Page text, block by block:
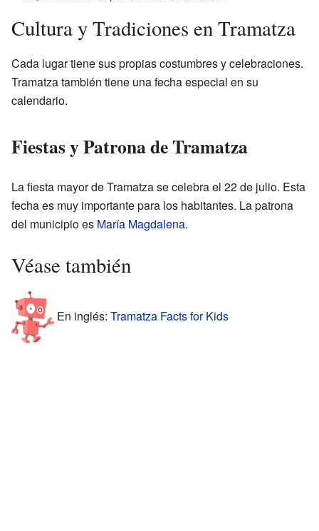
Cultura y Tradiciones en Tramatza
Cada lugar tiene sus propias costumbres y celebraciones.
Tramatza también tiene una fecha especial en su
calendario.
Fiestas y Patrona de Tramatza
La fiesta mayor de Tramatza se celebra el 22 de julio. Esta
fecha es muy importante para los habitantes. La patrona
del municipio es María Magdalena.
Véase también
En inglés: Tramatza Facts for Kids